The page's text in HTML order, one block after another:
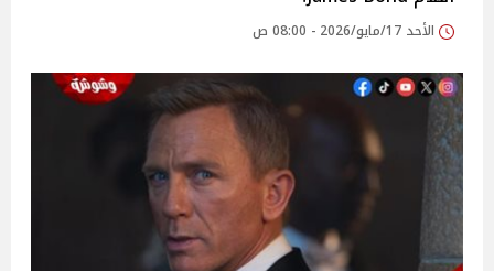
الأحد 17/مايو/2026 - 08:00 ص